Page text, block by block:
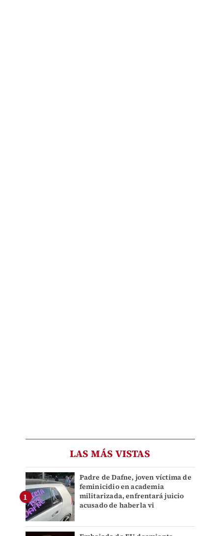
LAS MÁS VISTAS
Padre de Dafne, joven víctima de
feminicidio en academia
militarizada, enfrentará juicio
acusado de haberla vi